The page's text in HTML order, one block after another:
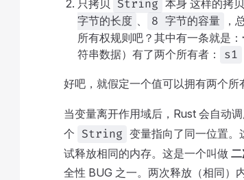
只拷贝
String 本身 这样的拷
字节的长度 、 8 字节的容量
，
所有权规则吧？其中有一条就是：
符串数据）有了两个所有者：
s1
好吧，就假定一个值可以拥有两个所
当变量离开作用域后，Rust 会自动
个 String 变量指向了同一位置。
试释放相同的内存。这是一个叫做
全性 BUG 之一。两次释放（相同）